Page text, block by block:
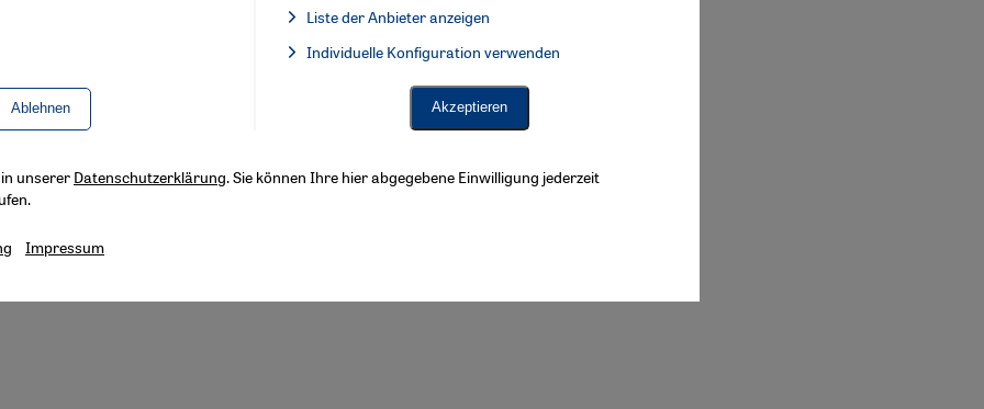
Ablehnen
Liste der Anbieter anzeigen
Facebook Embed / Facebook Connect, Google Maps Embed, Google Tag Manager, Instagram Embed,
Individuelle Konfiguration verwenden
Akzeptieren
in unserer Datenschutzerklärung. Sie können Ihre hier abgegebene Einwilligung jederzeit
Impressum